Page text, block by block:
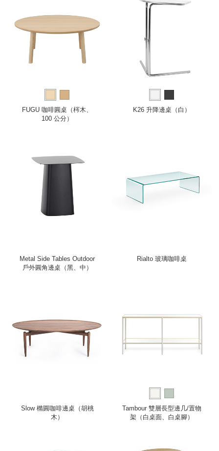
FUGU 咖啡圓桌（梣木、
100 公分）
K26 升降邊桌（白）
Metal Side Tables Outdoor
戶外圓角邊桌（黑、中）
Rialto 玻璃咖啡桌
Slow 橢圓咖啡邊桌（胡桃
木）
Tambour 雙層長型邊几/置物
架（白桌面、白桌腳）